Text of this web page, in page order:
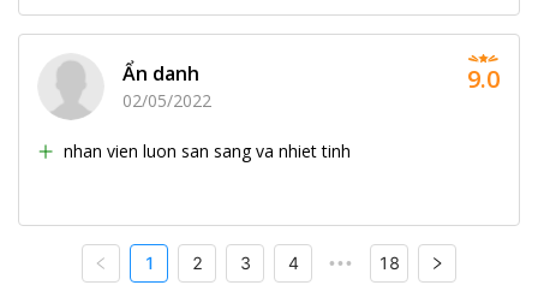
Ẩn danh
02/05/2022
nhan vien luon san sang va nhiet tinh
9.0
1 2 3 4 ••• 18